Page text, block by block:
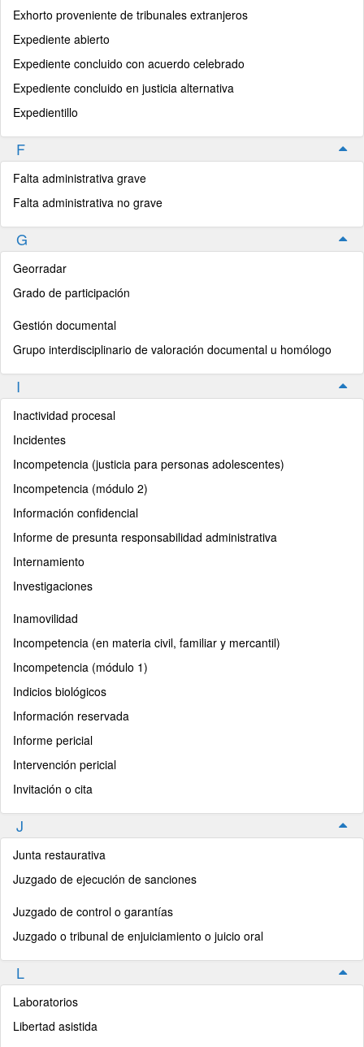
Exhorto proveniente de tribunales extranjeros
Expediente abierto
Expediente concluido con acuerdo celebrado
Expediente concluido en justicia alternativa
Expedientillo
F
Falta administrativa grave
Falta administrativa no grave
G
Georradar
Grado de participación
Gestión documental
Grupo interdisciplinario de valoración documental u homólogo
I
Inactividad procesal
Incidentes
Incompetencia (justicia para personas adolescentes)
Incompetencia (módulo 2)
Información confidencial
Informe de presunta responsabilidad administrativa
Internamiento
Investigaciones
Inamovilidad
Incompetencia (en materia civil, familiar y mercantil)
Incompetencia (módulo 1)
Indicios biológicos
Información reservada
Informe pericial
Intervención pericial
Invitación o cita
J
Junta restaurativa
Juzgado de ejecución de sanciones
Juzgado de control o garantías
Juzgado o tribunal de enjuiciamiento o juicio oral
L
Laboratorios
Libertad asistida